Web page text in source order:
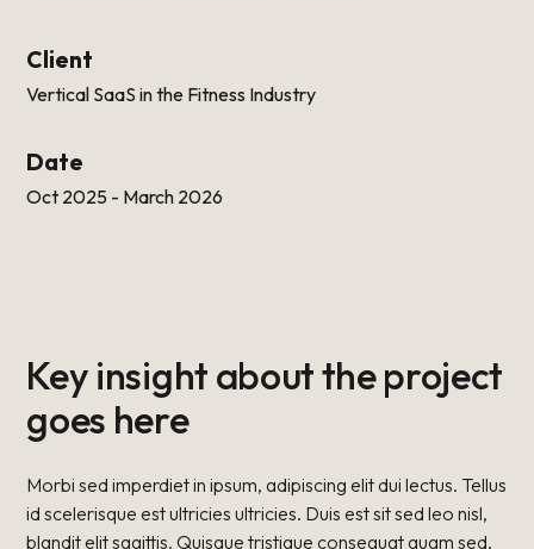
Client
Vertical SaaS in the Fitness Industry
Date
Oct 2025 - March 2026
Key insight about the project
goes here
Morbi sed imperdiet in ipsum, adipiscing elit dui lectus. Tellus
id scelerisque est ultricies ultricies. Duis est sit sed leo nisl,
blandit elit sagittis. Quisque tristique consequat quam sed.